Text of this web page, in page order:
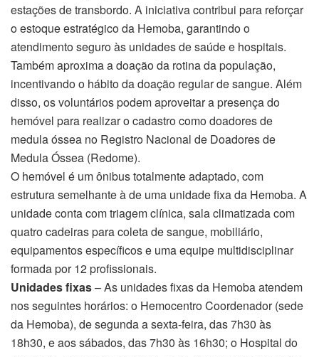
estações de transbordo. A iniciativa contribui para reforçar
o estoque estratégico da Hemoba, garantindo o
atendimento seguro às unidades de saúde e hospitais.
Também aproxima a doação da rotina da população,
incentivando o hábito da doação regular de sangue. Além
disso, os voluntários podem aproveitar a presença do
hemóvel para realizar o cadastro como doadores de
medula óssea no Registro Nacional de Doadores de
Medula Óssea (Redome).
O hemóvel é um ônibus totalmente adaptado, com
estrutura semelhante à de uma unidade fixa da Hemoba. A
unidade conta com triagem clínica, sala climatizada com
quatro cadeiras para coleta de sangue, mobiliário,
equipamentos específicos e uma equipe multidisciplinar
formada por 12 profissionais.
Unidades fixas– As unidades fixas da Hemoba atendem
nos seguintes horários: o Hemocentro Coordenador (sede
da Hemoba), de segunda a sexta-feira, das 7h30 às
18h30, e aos sábados, das 7h30 às 16h30; o Hospital do